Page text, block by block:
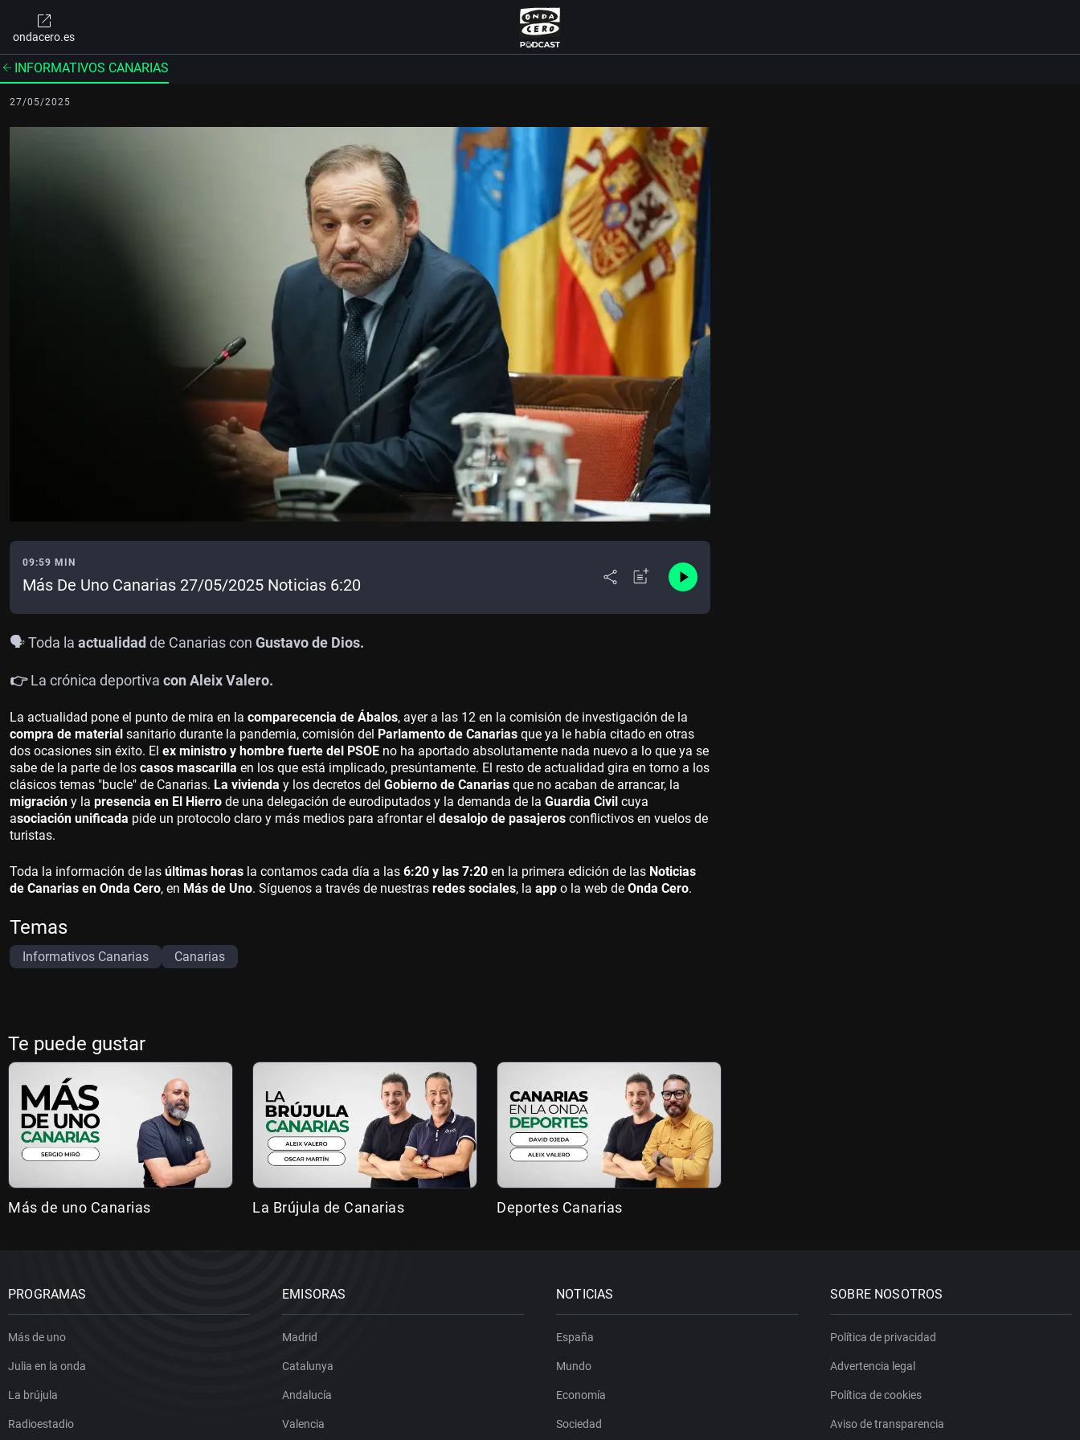
ondacero.es
INFORMATIVOS CANARIAS
27/05/2025
09:59 MIN
Más De Uno Canarias 27/05/2025 Noticias 6:20
🗣️ Toda la actualidadde Canarias con Gustavo de Dios.
👉La crónica deportiva con Aleix Valero.
La actualidad pone el punto de mira en la comparecencia de Ábalos, ayer a las 12 en la comisión de investigación de la
compra de material sanitario durante la pandemia, comisión del Parlamento de Canarias que ya le había citado en otras
dos ocasiones sin éxito. El ex ministro y hombre fuerte del PSOE no ha aportado absolutamente nada nuevo a lo que ya se
sabe de la parte de los casos mascarilla en los que está implicado, presúntamente. El resto de actualidad gira en torno a los
clásicos temas "bucle" de Canarias. La vivienda y los decretos del Gobierno de Canarias que no acaban de arrancar, la
migración y la presencia en El Hierro de una delegación de eurodiputados y la demanda de la Guardia Civil cuya
asociación unificada pide un protocolo claro y más medios para afrontar el desalojo de pasajeros conflictivos en vuelos de
turistas.
Toda la información de las últimas horas la contamos cada día a las 6:20 y las 7:20 en la primera edición de las Noticias
de Canarias en Onda Cero, en Más de Uno. Síguenos a través de nuestras redes sociales, la app o la web de Onda Cero.
Temas
Informativos Canarias Canarias
Te puede gustar
Más de uno Canarias La Brújula de Canarias Deportes Canarias
PROGRAMAS
Más de uno
Julia en la onda
La brújula
Radioestadio
EMISORAS
Madrid
Catalunya
Andalucía
Valencia
NOTICIAS
España
Mundo
Economía
Sociedad
SOBRE NOSOTROS
Política de privacidad
Advertencia legal
Política de cookies
Aviso de transparencia